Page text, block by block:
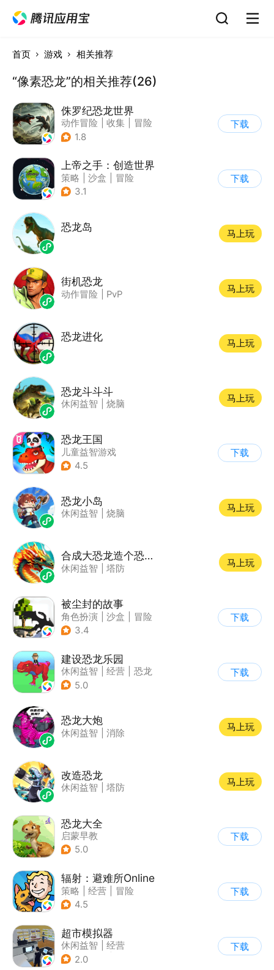
首页 游戏 相关推荐
“像素恐龙”的相关推荐(26)
侏罗纪恐龙世界
动作冒险 收集
冒险
| 写实
1.8
下载
上帝之手：创造世界
策略 沙盒
冒险
| 卡通
3.1
下载
恐龙岛
马上玩
街机恐龙
动作冒险 PvP
马上玩
恐龙进化
马上玩
恐龙斗斗斗
休闲益智 烧脑
马上玩
恐龙王国
儿童益智游戏
4.5
下载
恐龙小岛
休闲益智 烧脑
马上玩
合成大恐龙造个恐龙岛
休闲益智 塔防
马上玩
被尘封的故事
角色扮演 沙盒
冒险
| 开放世界
3.4
下载
建设恐龙乐园
休闲益智 经营
恐龙
| 卡通
5.0
下载
恐龙大炮
休闲益智 消除
马上玩
改造恐龙
休闲益智 塔防
马上玩
恐龙大全
启蒙早教
5.0
下载
辐射：避难所Online
策略 经营
冒险
| 辐射
4.5
下载
超市模拟器
休闲益智
经营
| 文字游戏
2.0
下载